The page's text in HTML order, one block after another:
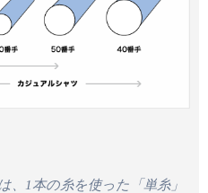
、1本の糸を使った「単糸」